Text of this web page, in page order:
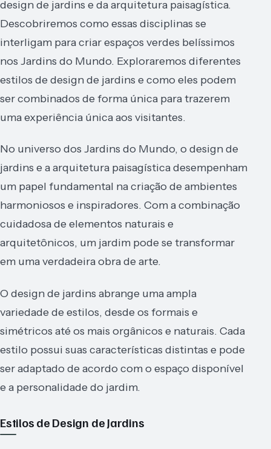
design de jardins e da arquitetura paisagística.
Descobriremos como essas disciplinas se
interligam para criar espaços verdes belíssimos
nos Jardins do Mundo. Exploraremos diferentes
estilos de design de jardins e como eles podem
ser combinados de forma única para trazerem
uma experiência única aos visitantes.
No universo dos Jardins do Mundo, o design de
jardins e a arquitetura paisagística desempenham
um papel fundamental na criação de ambientes
harmoniosos e inspiradores. Com a combinação
cuidadosa de elementos naturais e
arquitetônicos, um jardim pode se transformar
em uma verdadeira obra de arte.
O design de jardins abrange uma ampla
variedade de estilos, desde os formais e
simétricos até os mais orgânicos e naturais. Cada
estilo possui suas características distintas e pode
ser adaptado de acordo com o espaço disponível
e a personalidade do jardim.
Estilos de Design de Jardins